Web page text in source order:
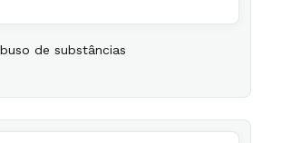
de substâncias